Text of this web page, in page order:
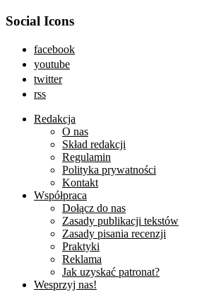
Social Icons
facebook
youtube
twitter
rss
Redakcja
O nas
Skład redakcji
Regulamin
Polityka prywatności
Kontakt
Współpraca
Dołącz do nas
Zasady publikacji tekstów
Zasady pisania recenzji
Praktyki
Reklama
Jak uzyskać patronat?
Wesprzyj nas!